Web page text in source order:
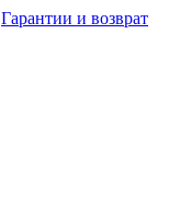
Гарантии и возврат